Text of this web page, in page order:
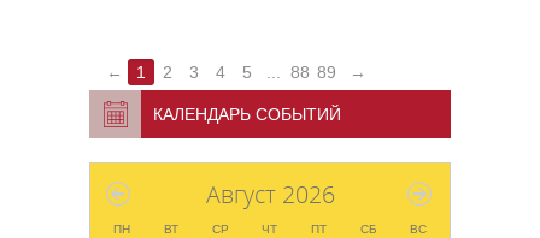
← 1 2 3 4 5 88 89 →
КАЛЕНДАРЬ СОБЫТИЙ
Август 2026
ПН ВТ СР ЧТ ПТ СБ ВС